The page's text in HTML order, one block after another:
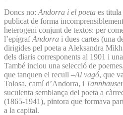
Doncs no: Andorra i el poeta es
publicat de forma
heterogeni conjunt de textos: per
l’epígrafAndorra i dues cartes (una
dirigides pel poeta a Aleksandra
dels diaris corresponents al 1901 i
També inclou una selecció de
que tanquen el recull –Al vagó, que
Tolosa, camí d’Andorra, i Tannhauser
suculenta semblança del poeta a
(1865-1941), pintora que formava
a la capital.